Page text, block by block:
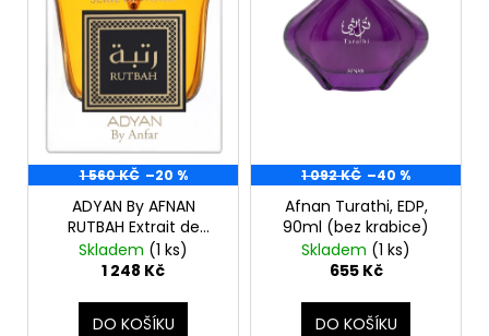
t
ů
1 560 KČ –20 %
ADYAN By AFNAN
RUTBAH Extrait de
Parfum, 100 ml
Skladem (1 ks)
1 248 Kč
DO KOŠÍKU
1 092 KČ –40 %
Afnan Turathi, EDP,
90ml (bez krabice)
Skladem (1 ks)
655 Kč
DO KOŠÍKU